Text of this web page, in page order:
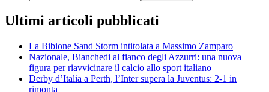
Ultimi articoli pubblicati
La Bibione Sand Storm intitolata a Massimo Zamparo
Nazionale, Bianchedi al fianco degli Azzurri: una nuova
figura per riavvicinare il calcio allo sport italiano
Derby d’Italia a Perth, l’Inter supera la Juventus: 2-1 in
rimonta